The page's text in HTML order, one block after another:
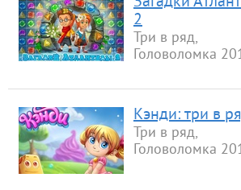
2
Три в ряд,
Головоломка
Кэнди: три в
Три в ряд,
Головоломка